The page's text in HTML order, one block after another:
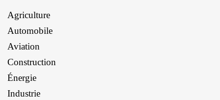
Agriculture
Automobile
Aviation
Construction
Énergie
Industrie